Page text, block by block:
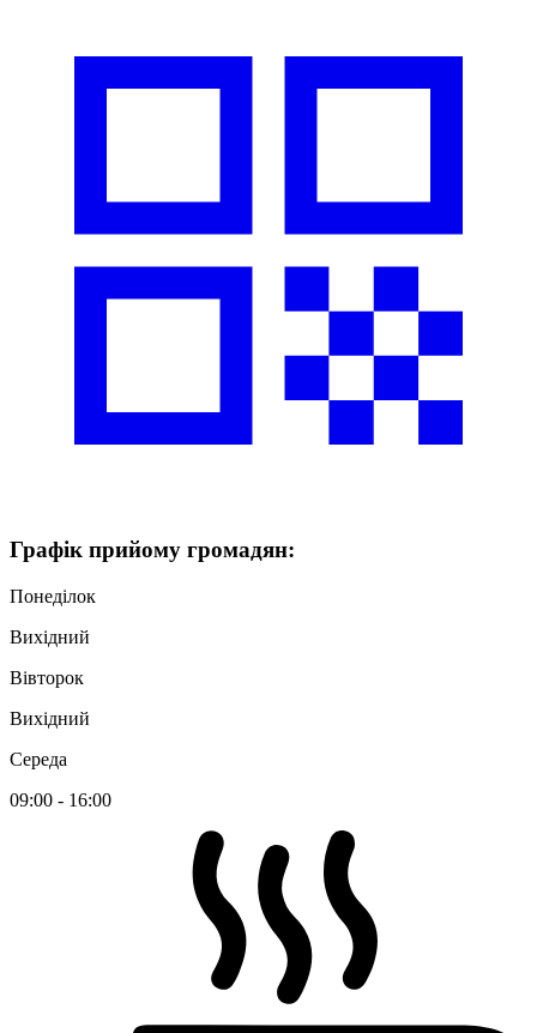
Графік прийому громадян:
Понеділок
Вихідний
Вівторок
Вихідний
Середа
09:00 - 16:00